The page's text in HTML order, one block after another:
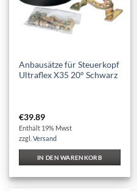
Anbausätze für Steuerkopf
Ultraflex X35 20° Schwarz
€39.89
Enthält 19% Mwst
zzgl.Versand
IN DEN WARENKORB